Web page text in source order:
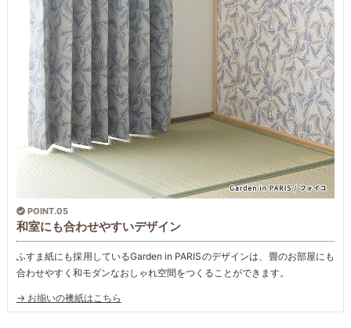
POINT.05
和室にも合わせやすいデザイン
ふすま紙にも採用しているGarden in PARISのデザインは、畳のお部屋にも
合わせやすく和モダンなおしゃれ空間をつくることができます。
→ お揃いの襖紙はこちら